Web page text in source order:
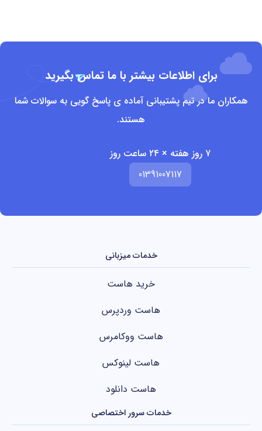
برای اطلاعات بیشتر با ما تماس بگیرید
همکاران ما در تیم پشتیبانی آماده ی پاسخ گویی به سوالات شما
هستند.
۷ روز هفته × ۲۴ ساعت روز
01391007117
خدمات میزبانی
خرید هاست
هاست وردپرس
هاست ووکامرس
هاست لینوکس
هاست دانلود
خدمات سرور اختصاصی